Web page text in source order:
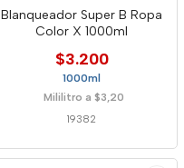
Blanqueador Super B Ropa
Color X 1000ml
$3.200
1000ml
Mililitro a $3,20
19382